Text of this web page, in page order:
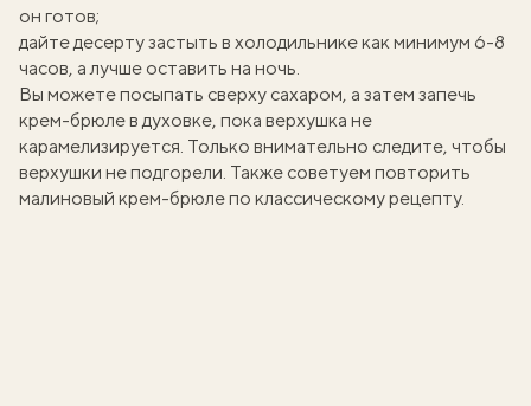
он готов;
дайте десерту застыть в холодильнике как минимум 6-8
часов, а лучше оставить на ночь.
Вы можете посыпать сверху сахаром, а затем запечь
крем-брюле в духовке, пока верхушка не
карамелизируется. Только внимательно следите, чтобы
верхушки не подгорели. Также советуем повторить
малиновый крем-брюлепо классическому рецепту.